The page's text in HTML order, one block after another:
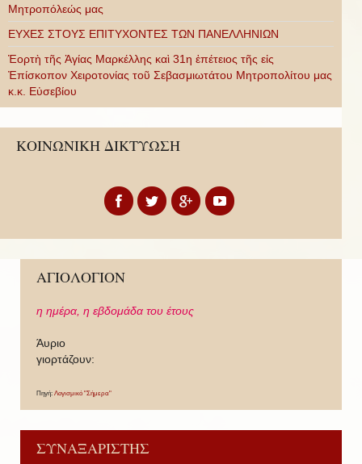
Μητροπόλεώς μας
ΕΥΧΕΣ ΣΤΟΥΣ ΕΠΙΤΥΧΟΝΤΕΣ ΤΩΝ ΠΑΝΕΛΛΗΝΙΩΝ
Ἑορτὴ τῆς Ἁγίας Μαρκέλλης καὶ 31η ἐπέτειος τῆς εἰς
Ἐπίσκοπον Χειροτονίας τοῦ Σεβασμιωτάτου Μητροπολίτου μας
κ.κ. Εὐσεβίου
ΚΟΙΝΩΝΙΚΗ ΔΙΚΤΥΩΣΗ
ΑΓΙΟΛΟΓΙΟΝ
η ημέρα, η εβδομάδα του έτους
Άυριο
γιορτάζουν:
Πηγή: Λογισμικό "Σήμερα"
ΣΥΝΑΞΑΡΙΣΤΗΣ